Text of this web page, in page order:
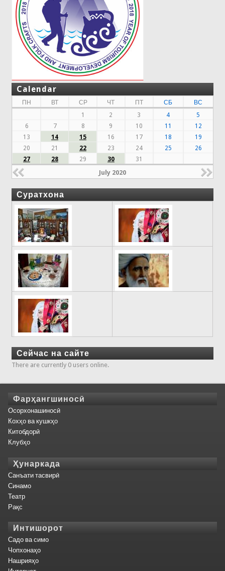
Calendar
ПН ВТ СР ЧТ ПТ СБ
ВС
1
2 3 4
5
6
7 8 9 10 11
12
13
14 15 16 17 18
19
20
21 22 23 24 25
26
27
28 29 30 31
July 2020
Суратхона
Сейчас на сайте
There are currently 0 users online.
Фарҳангшиносӣ
Осорхонашиносӣ
Кохҳо ва кушкҳо
Китобдорӣ
Клубҳо
Ҳунаркада
Санъати тасвирӣ
Синамо
Театр
Рақс
Интишорот
Садо ва симо
Чопхонаҳо
Нашрияҳо